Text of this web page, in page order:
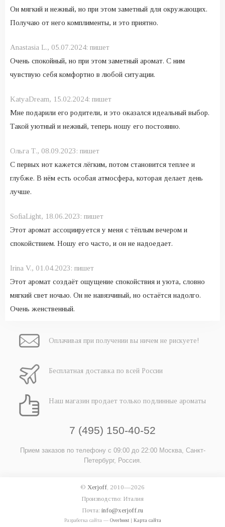
Он мягкий и нежный, но при этом заметный для окружающих.
Получаю от него комплименты, и это приятно.
Anastasia L., 05.07.2024: пишет
Очень спокойный, но при этом заметный аромат. С ним
чувствую себя комфортно в любой ситуации.
KatyaDream, 15.02.2024: пишет
Мне подарили его родители, и это оказался идеальный выбор.
Такой уютный и нежный, теперь ношу его постоянно.
Ольга Т., 08.09.2023: пишет
С первых нот кажется лёгким, потом становится теплее и
глубже. В нём есть особая атмосфера, которая делает день
лучше.
SofiaLight, 18.06.2023: пишет
Этот аромат ассоциируется у меня с тёплым вечером и
спокойствием. Ношу его часто, и он не надоедает.
Irina V., 01.04.2023: пишет
Этот аромат создаёт ощущение спокойствия и уюта, словно
мягкий свет ночью. Он не навязчивый, но остаётся надолго.
Очень женственный.
Оплачивая при получении вы ничем не рискуете!
Бесплатная доставка по всей России
Наш магазин продает только подлинные ароматы
7 (495) 150-40-52
Прием заказов по телефону с 09:00 до 22:00Москва, Санкт-
Петербург, Россия.
© Xerjoff, 2010—2026
Производство: Италия
Почта: info@xerjoff.ru
Разработка сайта — Overboost| Карта сайта